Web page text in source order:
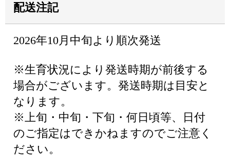
配送注記
2026年10月中旬より順次発送
※生育状況により発送時期が前後する
場合がございます。発送時期は目安と
なります。
※上旬・中旬・下旬・何日頃等、日付
のご指定はできかねますのでご注意く
ださい。